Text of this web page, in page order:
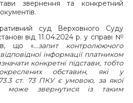
звернення та конкретний
суд Верховного Суду
від 11.04.2024 р. у справі №
що «…запит контролюючого
інформації платником
конкретні підстави, тобто
обставин, які у
ст. 73 ПКУ є умовою, за якої
може звернутися із таким